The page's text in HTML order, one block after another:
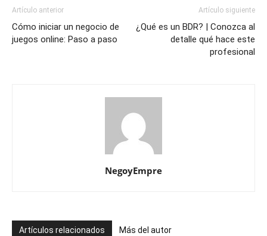
Artículo anterior
Cómo iniciar un negocio de
juegos online: Paso a paso
Artículo siguiente
¿Qué es un BDR? | Conozca al
detalle qué hace este
profesional
NegoyEmpre
Artículos relacionados Más del autor